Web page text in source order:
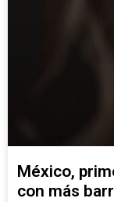
México,
con más